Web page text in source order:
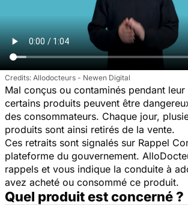
Allodocteurs - Newen Digital
Mal conçus ou contaminés pendant
certains produits peuvent être
des consommateurs. Chaque jour,
produits sont ainsi retirés de la vente.
Ces retraits sont signalés sur Rappel
plateforme du gouvernement.
rappels et vous indique la conduite à
avez acheté ou consommé ce produit.
Quel produit est concerné ?